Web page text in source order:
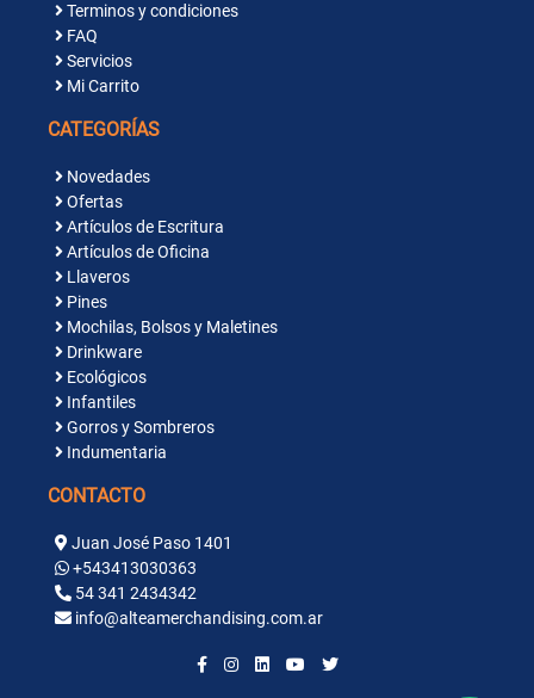
Terminos y condiciones
FAQ
Servicios
Mi Carrito
CATEGORÍAS
Novedades
Ofertas
Artículos de Escritura
Artículos de Oficina
Llaveros
Pines
Mochilas, Bolsos y Maletines
Drinkware
Ecológicos
Infantiles
Gorros y Sombreros
Indumentaria
CONTACTO
Juan José Paso 1401
+543413030363
54 341 2434342
info@alteamerchandising.com.ar